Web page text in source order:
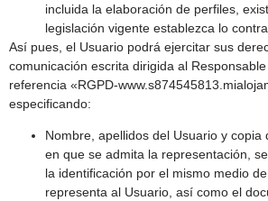
incluida la elaboración de perfiles,
legislación vigente establezca lo
Así pues, el Usuario podrá ejercitar sus
comunicación escrita dirigida al
referencia «RGPD-
especificando:
Nombre, apellidos del Usuario y copia
en que se admita la representación,
la identificación por el mismo medio
representa al Usuario, así como el